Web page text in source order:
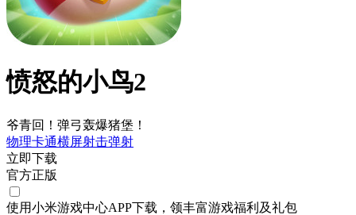
愤怒的小鸟2
爷青回！弹弓轰爆猪堡！
物理卡通横屏射击弹射
立即下载
官方正版
使用小米游戏中心APP下载 ，领丰富游戏福利 及礼包